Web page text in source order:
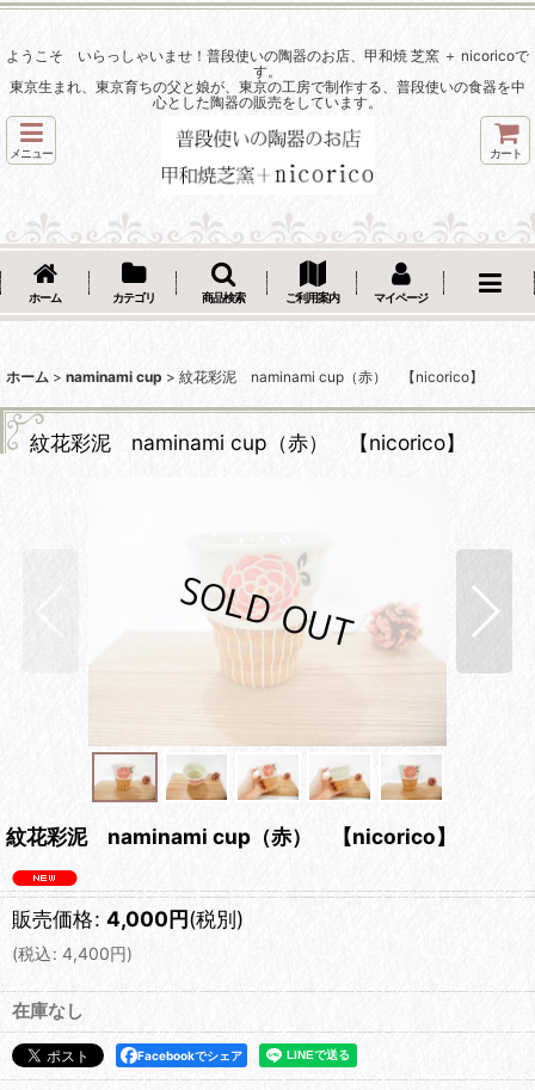
ようこそ いらっしゃいませ！普段使いの陶器のお店、甲和焼 芝窯 ＋ nicoricoで
す。
東京生まれ、東京育ちの父と娘が、東京の工房で制作する、普段使いの食器を中
心とした陶器の販売をしています。
メニュー カート
ホーム カテゴリ 商品検索 ご利用案内 マイページ
ホーム > naminami cup > 紋花彩泥 naminami cup（赤） 【nicorico】
紋花彩泥 naminami cup（赤） 【nicorico】
紋花彩泥 naminami cup（赤） 【nicorico】
販売価格: 4,000円(税別)
(税込: 4,400円)
在庫なし
Facebookでシェア